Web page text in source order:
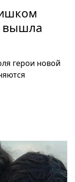
вышла
герои новой